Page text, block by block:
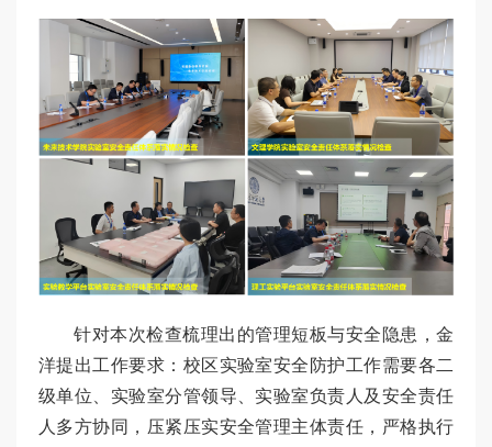
针对本次检查梳理出的管理短板与安全隐患，金
洋提出工作要求：校区实验室安全防护工作需要各二
级单位、实验室分管领导、实验室负责人及安全责任
人多方协同，压紧压实安全管理主体责任，严格执行